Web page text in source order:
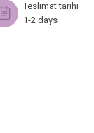
Teslimat tarihi
1-2 days